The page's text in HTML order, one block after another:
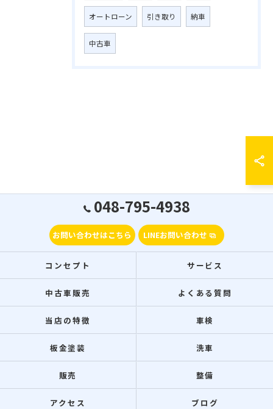
オートローン 引き取り 納車
中古車
048-795-4938
お問い合わせはこちら LINEお問い合わせ
コンセプト サービス
中古車販売 よくある質問
当店の特徴 車検
板金塗装 洗車
販売 整備
アクセス ブログ